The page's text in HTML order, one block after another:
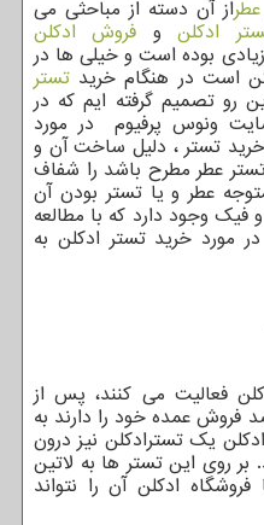
از آن دسته از مباحثی می
ادکلنو فروش ادکلن
بوده است و خیلی ها در
است در هنگام خرید تستر
رو تصمیم گرفته ایم که در
ونوس پرفیوم در مورد
تستر ، دلیل ساخت آن و
عطر مطرح باشد را شفاف
عطر و یا تستر بودن آن
وجود دارد که با مطالعه
مورد خرید تستر ادکلن به
فعالیت می کنند، پس از
فروش عمده خود را دارند به
معمول به ازای هر ۱۰ الی ۱۲ ادکلن یک تسترادکلن نیز درون
بر روی این تستر ها به لاتین
ادکلن آن را نتواند